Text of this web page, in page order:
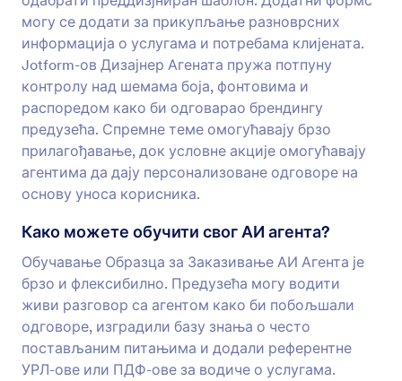
могу се додати за прикупљање разноврсних
информација о услугама и потребама клијената.
Jotform-ов Дизајнер Агената пружа потпуну
контролу над шемама боја, фонтовима и
распоредом како би одговарао брендингу
предузећа. Спремне теме омогућавају брзо
прилагођавање, док условне акције омогућавају
агентима да дају персонализоване одговоре на
основу уноса корисника.
Како можете обучити свог АИ агента?
Обучавање Образца за Заказивање АИ Агента је
брзо и флексибилно. Предузећа могу водити
живи разговор са агентом како би побољшали
одговоре, изградили базу знања о често
постављаним питањима и додали референтне
УРЛ-ове или ПДФ-ове за водиче о услугама.